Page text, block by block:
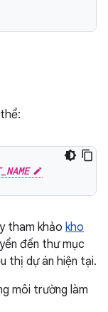
tham khảo kho
đến thư mục
thị dự án hiện tại.
môi trường làm